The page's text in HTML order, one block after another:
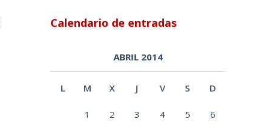
Calendario de entradas
ABRIL 2014
L M X J V S D
1 2 3 4 5 6